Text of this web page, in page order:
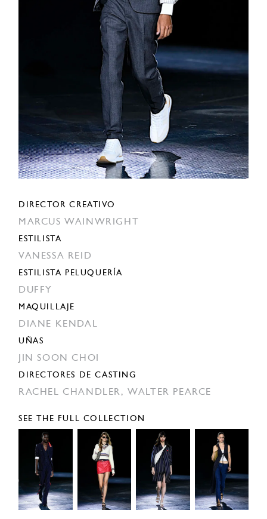
DIRECTOR CREATIVO
MARCUS WAINWRIGHT
ESTILISTA
VANESSA REID
ESTILISTA PELUQUERÍA
DUFFY
MAQUILLAJE
DIANE KENDAL
UÑAS
JIN SOON CHOI
DIRECTORES DE CASTING
RACHEL CHANDLER,WALTER PEARCE
SEE THE FULL COLLECTION